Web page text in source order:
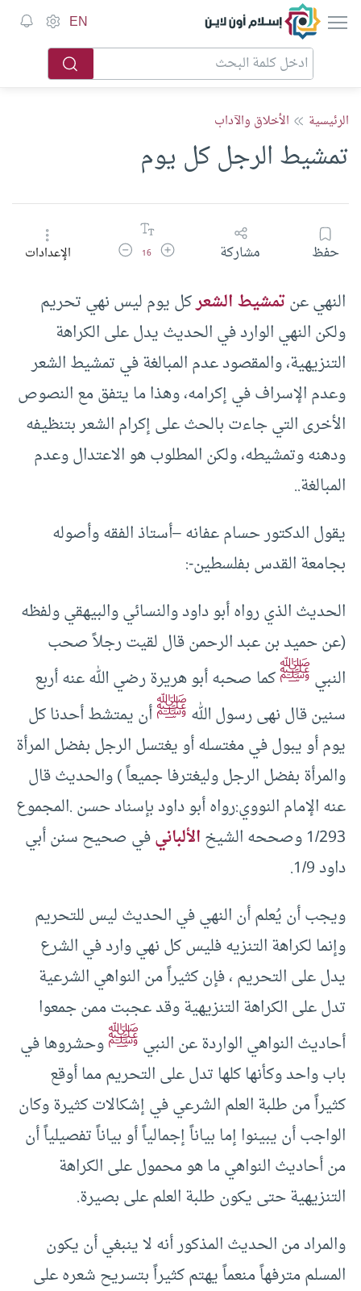
إسلام أون لاين EN
الرئيسية الأخلاق والآداب
تمشيط الرجل كل يوم
حفظ مشاركة زيادة حجم الخط
16 تقليل حجم الخطالإعدادات
النهي عنتمشيط الشعركل يوم ليس نهي تحريم
ولكن النهي الوارد في الحديث يدل على الكراهة
التنزيهية، والمقصود عدم المبالغة في تمشيط الشعر
وعدم الإسراف في إكرامه، وهذا ما يتفق مع النصوص
الأخرى التي جاءت بالحث على إكرام الشعر بتنظيفه
ودهنه وتمشيطه، ولكن المطلوب هو الاعتدال وعدم
المبالغة..
يقول الدكتور حسام عفانه –أستاذ الفقه وأصوله
بجامعة القدس بفلسطين-:
الحديث الذي رواه أبو داود والنسائي والبيهقي ولفظه
(عن حميد بن عبد الرحمن قال لقيت رجلاً صحب
النبيﷺكما صحبه أبو هريرة رضي الله عنه أربع
سنين قال نهى رسول اللهﷺأن يمتشط أحدنا كل
يوم أو يبول في مغتسله أو يغتسل الرجل بفضل المرأة
والمرأة بفضل الرجل وليغترفا جميعاً ) والحديث قال
عنه الإمام النووي:رواه أبو داود بإسناد حسن .المجموع
1/293 وصححه الشيخ
الألبانيفي صحيح سنن أبي
داود 1/9.
ويجب أن يُعلم أن النهي في الحديث ليس للتحريم
وإنما لكراهة التنزيه فليس كل نهي وارد في الشرع
يدل على التحريم ، فإن كثيراً من النواهي الشرعية
تدل على الكراهة التنزيهية وقد عجبت ممن جمعوا
أحاديث النواهي الواردة عن النبيﷺوحشروها في
باب واحد وكأنها كلها تدل على التحريم مما أوقع
كثيراً من طلبة العلم الشرعي في إشكالات كثيرة وكان
الواجب أن يبينوا إما بياناً إجمالياً أو بياناً تفصيلياً أن
من أحاديث النواهي ما هو محمول على الكراهة
التنزيهية حتى يكون طلبة العلم على بصيرة.
والمراد من الحديث المذكور أنه لا ينبغي أن يكون
المسلم مترفهاً منعماً يهتم كثيراً بتسريح شعره على